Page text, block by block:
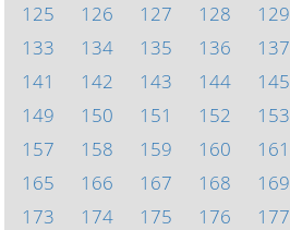
125
126 127 128 129
133
134 135 136 137
141
142 143 144 145
149
150 151 152 153
157
158 159 160 161
165
166 167 168 169
173
174 175 176 177